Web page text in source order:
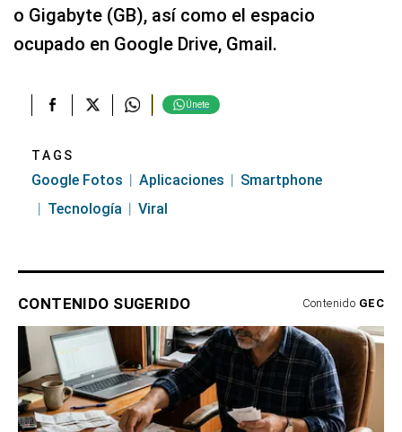
o Gigabyte (GB), así como el espacio
ocupado en Google Drive, Gmail.
Únete
TAGS
Google Fotos Aplicaciones
Smartphone
Tecnología
Viral
CONTENIDO SUGERIDO Contenido GEC